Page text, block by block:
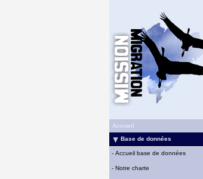
Accueil
Base de données
- Accueil base de données
- Notre charte